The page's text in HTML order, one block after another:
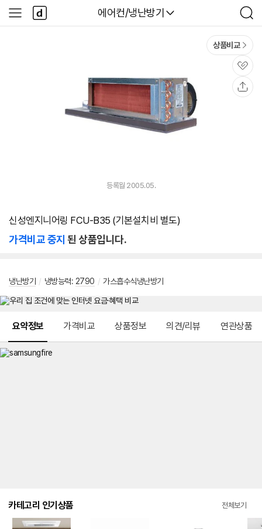
다나와
에어컨/냉난방기
검
색
사
이
다
나
와
상품비교
관
심
등록월 2005.05.
신성엔지니어링 FCU-B35 (기본설치비 별도)
가격비교 중지 된 상품입니다.
냉난방기 / 냉방능력: 2790 / 가스흡수식냉난방기
요약정보 가격비교 상품정보 의견/리뷰 연관상품
카테고리 인기상품 전체보기